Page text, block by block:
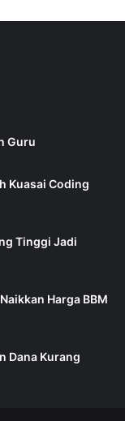
Guru
Kuasai Coding
Tinggi Jadi
Harga BBM
Dana Kurang